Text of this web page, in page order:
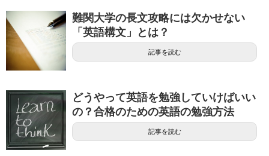
難関大学の長文攻略には欠かせない
「英語構文」とは？
記事を読む
どうやって英語を勉強していけばいい
の？合格のための英語の勉強方法
記事を読む